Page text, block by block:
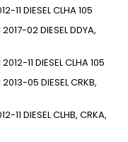
11 DIESELCLHA105
2017-02DIESELDDYA,
2012-11 DIESELCLHA105
2013-05 DIESELCRKB,
11 DIESELCLHB, CRKA,